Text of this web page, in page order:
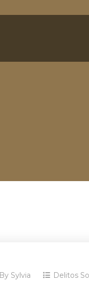
By Sylvia Delitos